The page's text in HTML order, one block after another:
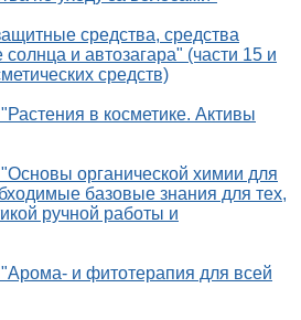
средства, средства
и автозагара" (части 15 и
средств)
в косметике. Активы
органической химии для
базовые знания для тех,
ручной работы и
и фитотерапия для всей